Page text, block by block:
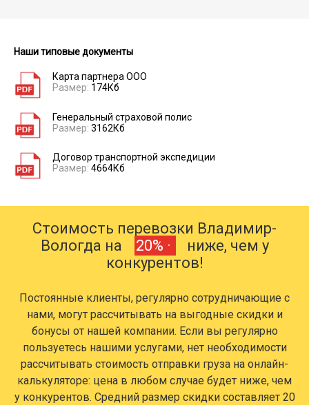
Наши типовые документы
Карта партнера ООО
Размер: 174Кб
Генеральный страховой полис
Размер: 3162Кб
Договор транспортной экспедиции
Размер: 4664Кб
Стоимость перевозки Владимир-
Вологда на
20% ·
ниже, чем у
конкурентов!
Постоянные клиенты, регулярно сотрудничающие с
нами, могут рассчитывать на выгодные скидки и
бонусы от нашей компании. Если вы регулярно
пользуетесь нашими услугами, нет необходимости
рассчитывать стоимость отправки груза на онлайн-
калькуляторе: цена в любом случае будет ниже, чем
у конкурентов. Средний размер скидки составляет 20